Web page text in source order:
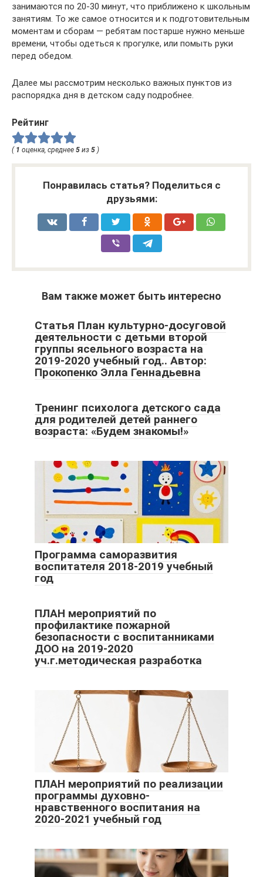
занимаются по 20-30 минут, что приближено к школьным
занятиям. То же самое относится и к подготовительным
моментам и сборам — ребятам постарше нужно меньше
времени, чтобы одеться к прогулке, или помыть руки
перед обедом.
Далее мы рассмотрим несколько важных пунктов из
распорядка дня в детском саду подробнее.
Рейтинг
( 1 оценка, среднее 5 из 5 )
Понравилась статья? Поделиться с
друзьями:
Вам также может быть интересно
Статья План культурно-досуговой
деятельности с детьми второй
группы ясельного возраста на
2019-2020 учебный год.. Автор:
Прокопенко Элла Геннадьевна
Тренинг психолога детского сада
для родителей детей раннего
возраста: «Будем знакомы!»
Программа саморазвития
воспитателя 2018-2019 учебный
год
ПЛАН мероприятий по
профилактике пожарной
безопасности с воспитанниками
ДОО на 2019-2020
уч.г.методическая разработка
ПЛАН мероприятий по реализации
программы духовно-
нравственного воспитания на
2020-2021 учебный год